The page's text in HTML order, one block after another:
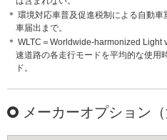
＊ 環境対応車普及促進税制による自動
車届出まで。
＊ WLTC＝Worldwide-harmonized Light
速道路の各走行モードを平均的な使用
ド。
メーカーオプション